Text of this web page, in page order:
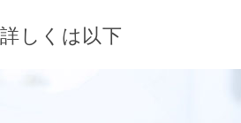
詳しくは以下